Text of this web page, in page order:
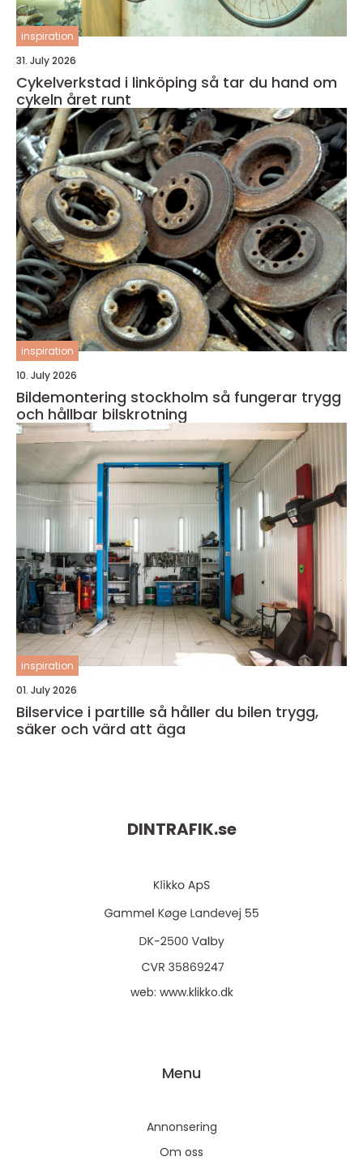
inspiration
31. July 2026
Cykelverkstad i linköping så tar du hand om
cykeln året runt
inspiration
10. July 2026
Bildemontering stockholm så fungerar trygg
och hållbar bilskrotning
inspiration
01. July 2026
Bilservice i partille så håller du bilen trygg,
säker och värd att äga
DINTRAFIK.se
web: www.klikko.dk
Menu
Annonsering
Om oss